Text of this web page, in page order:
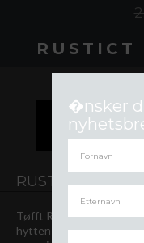
RUSTICT
LEGG
RUSTICT SPEIL I
Tøfft Rustic speil i
hytten eller hjemme.
�nsker